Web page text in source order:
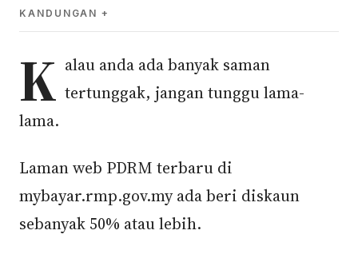
KANDUNGAN
K alau anda ada banyak saman
tertunggak, jangan tunggu lama-
lama.
Laman web PDRM terbaru di
mybayar.rmp.gov.my ada beri diskaun
sebanyak 50% atau lebih.